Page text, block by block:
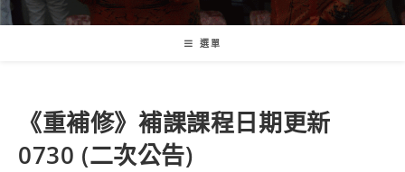
選單
《重補修》補課課程日期更新
0730 (二次公告)